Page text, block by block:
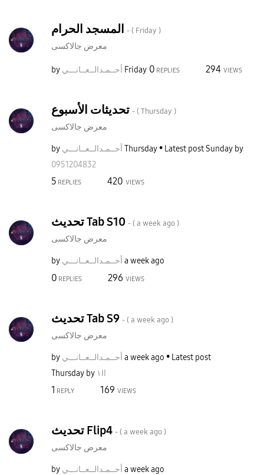
- ( Friday )
معرض جالاكسى
by أحــمـدالــعــانـــي Friday 0 REPLIES 294 VIEWS
تحديثات الأسبوع - ( Thursday )
معرض جالاكسى
by أحــمـدالــعــانـــي Thursday Latest postSunday by
0951204832
5 REPLIES 420 VIEWS
تحديث Tab S10 - ( a week ago )
معرض جالاكسى
by أحــمـدالــعــانـــي a week ago
0 REPLIES 296 VIEWS
تحديث Tab S9 - ( a week ago )
معرض جالاكسى
by أحــمـدالــعــانـــي a week ago
Latest post
Thursday by اا١
1 REPLY 169 VIEWS
تحديث Flip4 - ( a week ago )
معرض جالاكسى
by أحــمـدالــعــانـــي a week ago